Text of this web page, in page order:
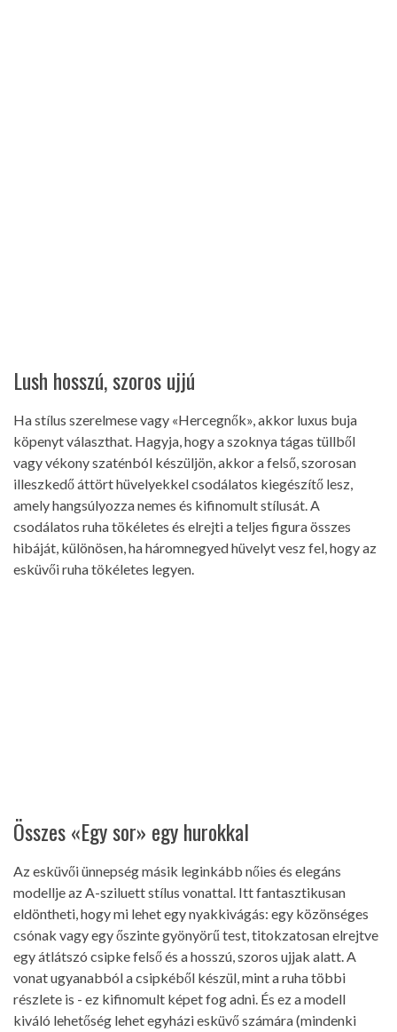
Lush hosszú, szoros ujjú
Ha stílus szerelmese vagy «Hercegnők», akkor luxus buja
köpenyt választhat. Hagyja, hogy a szoknya tágas tüllből
vagy vékony szaténból készüljön, akkor a felső, szorosan
illeszkedő áttört hüvelyekkel csodálatos kiegészítő lesz,
amely hangsúlyozza nemes és kifinomult stílusát. A
csodálatos ruha tökéletes és elrejti a teljes figura összes
hibáját, különösen, ha háromnegyed hüvelyt vesz fel, hogy az
esküvői ruha tökéletes legyen.
Összes «Egy sor» egy hurokkal
Az esküvői ünnepség másik leginkább nőies és elegáns
modellje az A-sziluett stílus vonattal. Itt fantasztikusan
eldöntheti, hogy mi lehet egy nyakkivágás: egy közönséges
csónak vagy egy őszinte gyönyörű test, titokzatosan elrejtve
egy átlátszó csipke felső és a hosszú, szoros ujjak alatt. A
vonat ugyanabból a csipkéből készül, mint a ruha többi
részlete is - ez kifinomult képet fog adni. És ez a modell
kiváló lehetőség lehet egyházi esküvő számára (mindenki